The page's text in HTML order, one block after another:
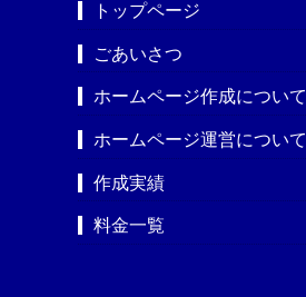
トップページ
ごあいさつ
ホームページ作成について
ホームページ運営について
作成実績
料金一覧